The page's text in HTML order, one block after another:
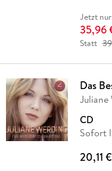
Jetzt nur
35,96
Statt
Das
Juliane
CD
Sofort
20,11 €